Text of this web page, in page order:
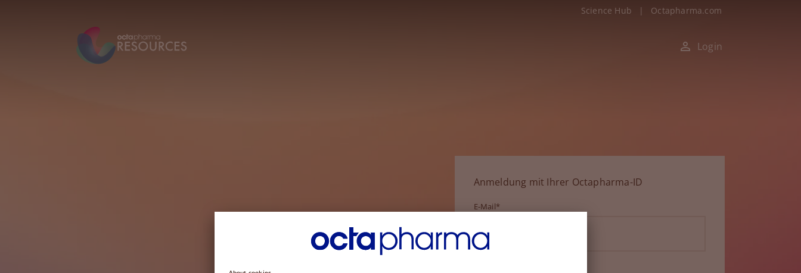
Science Hub | Octapharma.com
Login
Anmeldung mit Ihrer Octapharma-ID
E-Mail*